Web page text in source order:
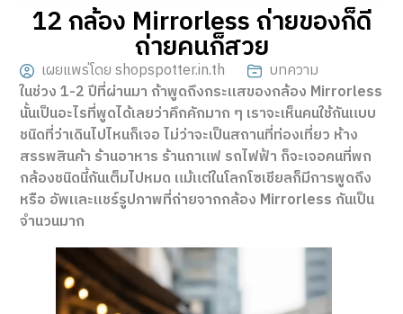
12 กล้อง Mirrorless ถ่ายของก็ดี
ถ่ายคนก็สวย
เผยแพร่โดย shopspotter.in.th
บทความ
ในช่วง 1-2 ปีที่ผ่านมา ถ้าพูดถึงกระเเสของกล้อง Mirrorless
นั้นเป็นอะไรที่พูดได้เลยว่าคึกคักมาก ๆ เราจะเห็นคนใช้กันแบบ
ชนิดที่ว่าเดินไปไหนก็เจอ ไม่ว่าจะเป็นสถานที่ท่องเที่ยว ห้าง
สรรพสินค้า ร้านอาหาร ร้านกาแฟ รถไฟฟ้า ก็จะเจอคนที่พก
กล้องชนิดนี้กันเต็มไปหมด แม้แต่ในโลกโซเชียลก็มีการพูดถึง
หรือ อัพและเเชร์รูปภาพที่ถ่ายจากกล้อง Mirrorless กันเป็น
จำนวนมาก